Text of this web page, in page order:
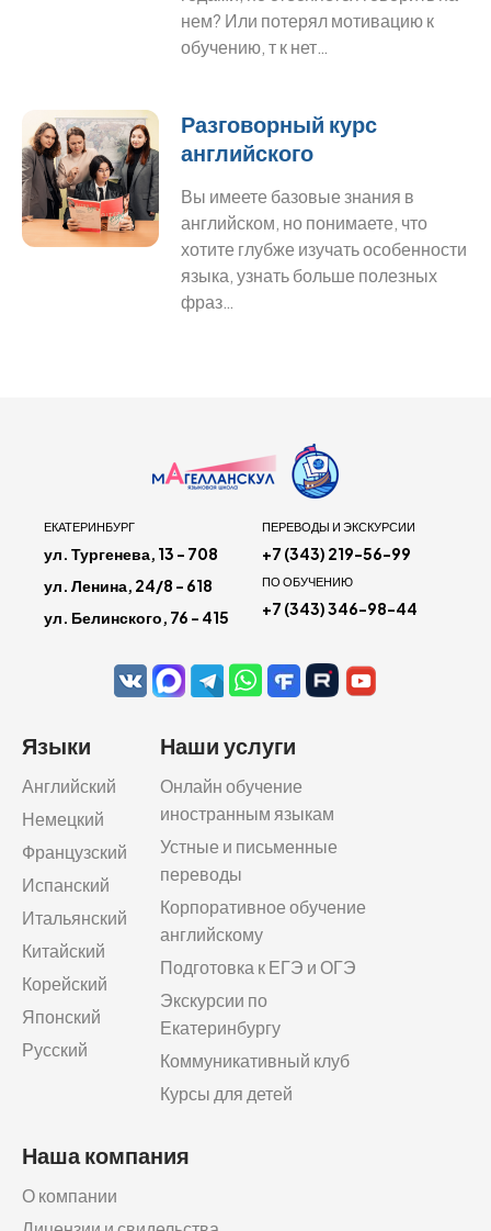
нем? Или потерял мотивацию к
обучению, т к нет…
Разговорный курс
английского
Вы имеете базовые знания в
английском, но понимаете, что
хотите глубже изучать особенности
языка, узнать больше полезных
фраз…
ЕКАТЕРИНБУРГ
ул. Тургенева, 13 - 708
ул. Ленина, 24/8 - 618
ул. Белинского, 76 - 415
ПЕРЕВОДЫ И ЭКСКУРСИИ
+7 (343) 219-56-99
ПО ОБУЧЕНИЮ
+7 (343) 346-98-44
Языки
Английский
Немецкий
Французский
Испанский
Итальянский
Китайский
Корейский
Японский
Русский
Наши услуги
Онлайн обучение
иностранным языкам
Устные и письменные
переводы
Корпоративное обучение
английскому
Подготовка к ЕГЭ и ОГЭ
Экскурсии по
Екатеринбургу
Коммуникативный клуб
Курсы для детей
Наша компания
О компании